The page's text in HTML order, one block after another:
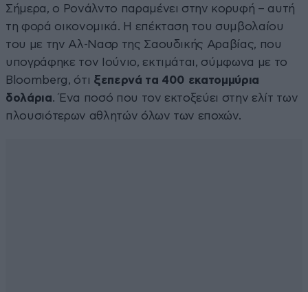
Σήμερα, ο Ρονάλντο παραμένει στην κορυφή – αυτή
τη φορά οικονομικά. Η επέκταση του συμβολαίου
του με την Αλ-Νασρ της Σαουδικής Αραβίας, που
υπογράφηκε τον Ιούνιο, εκτιμάται, σύμφωνα με το
Bloomberg, ότι ξεπερνά τα 400 εκατομμύρια
δολάρια. Ένα ποσό που τον εκτοξεύει στην ελίτ των
πλουσιότερων αθλητών όλων των εποχών.